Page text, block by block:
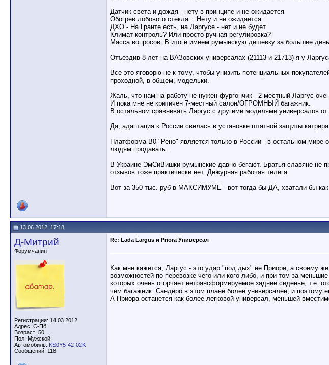
Датчик света и дождя - нету в принципе и не ожидается
Обогрев лобового стекла... Нету и не ожидается
ДХО - На Гранте есть, на Ларгусе - нет и не будет
Климат-контроль? Или просто ручная регулировка?
Масса вопросов. В итоге имеем румынскую дешевку за большие
Отъездив 8 лет на ВАЗовских универсалах (21113 и 21713) я у
Все это яговорю не к тому, чтобы унизить потенциальных
проходной, в общем, модельки.
Жаль, что нам на работу не нужен фургончик - 2-местный Ларгус
И пока мне не критичен 7-местный салон/ОГРОМНЫЙ багажник.
В остальном сравнивать Ларгус с другими моделями универсалов
Да, адаптация к России свелась в установке штатной защиты
Платформа В0 "Рено" является только в России - в остальном
людям продавать...
В Украине ЭмСиВишки румынские давно бегают. Братья-славяне не
отзывов тоже практически нет. Дежурная рабочая телега.
Вот за 350 тыс. руб в МАКСИМУМЕ - вот тогда бы ДА, хватали бы как
13.06.2012, 17:18
Д-Митрий
Форумчанин
Регистрация: 14.03.2012
Адрес: С-Пб
Возраст: 50
Пол: Мужской
Автомобиль: KS0Y5-42-02K
Сообщений: 118
Re: Lada Largus и Priora Универсал
Как мне кажется, Ларгус - это удар "под дых" не Приоре, а своему
возможностей по перевозке чего или кого-либо, и при том за
которых очень огорчает нетрансформируемое заднее сиденье, т.е.
чем багажник. Сандеро в этом плане более универсален, и поэтому
А Приора останется как более легковой универсал, меньшей